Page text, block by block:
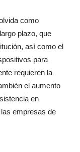
como
plazo, que
así como el
para
requieren la
el aumento
en
empresas de